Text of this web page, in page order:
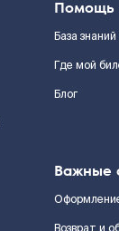
Помощь
База знаний
Где мой
Блог
Важные